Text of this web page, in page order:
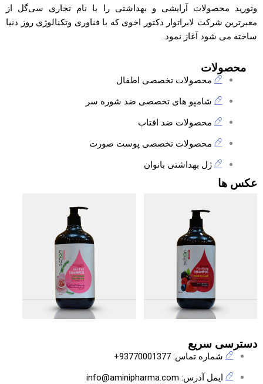
وتورید محصولات آرایشی و بهداشتی را با نام تجاری سی‌گل از
معبرترین شرکت لابراتوار دکتور اخوی که با فناوری وتکنالوژی روز دنیا
ساخته می شود آغاز نمود.
محصولات
محصولات تخصصی اطفال
شامپو های تخصصی ضد شوره سر
محصولات ضد افتاب
محصولات تخصصی پوست صورت
ژل بهداشتی بانوان
عکس ها
دسترسی سریع
شماره تماس: 93770001377+
ایمل آدرس: info@aminipharma.com